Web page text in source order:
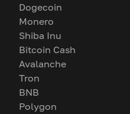
Dogecoin
Monero
Shiba Inu
Bitcoin Cash
Avalanche
Tron
BNB
Polygon